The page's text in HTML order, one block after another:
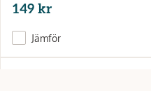
149 kr
Jämför